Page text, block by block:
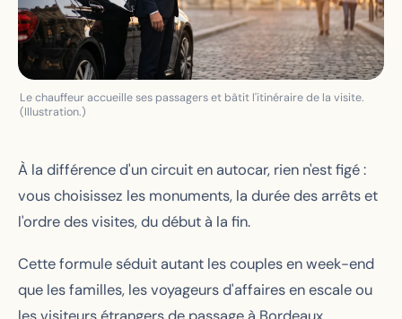
Le chauffeur accueille ses passagers et bâtit l'itinéraire de la visite.
(Illustration.)
À la différence d'un circuit en autocar, rien n'est figé :
vous choisissez les monuments, la durée des arrêts et
l'ordre des visites, du début à la fin.
Cette formule séduit autant les couples en week-end
que les familles, les voyageurs d'affaires en escale ou